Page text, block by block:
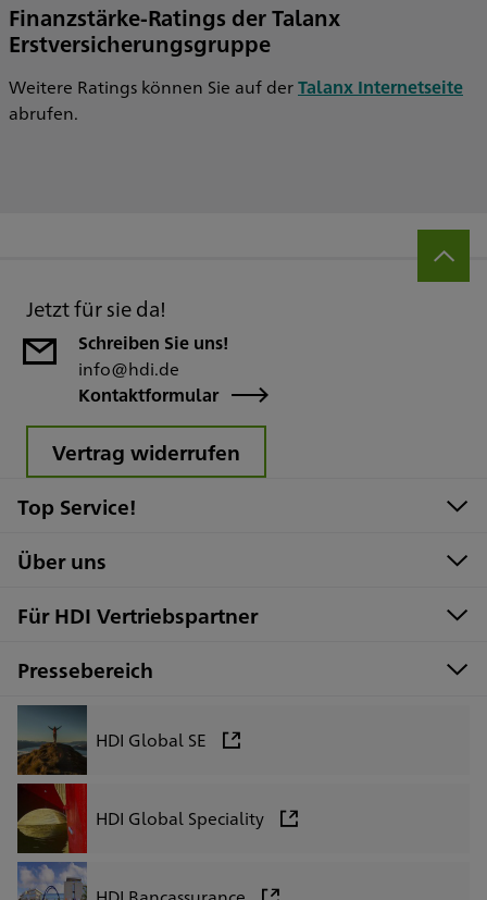
Finanzstärke-Ratings der Talanx
Erstversicherungsgruppe
Weitere Ratings können Sie auf derTalanx Internetseite
abrufen.
Jetzt für sie da!
Schreiben Sie uns!
info@hdi.de
Kontaktformular
Vertrag widerrufen
Top Service!
Über uns
Für HDI Vertriebspartner
Pressebereich
HDI Global SE
HDI Global Speciality